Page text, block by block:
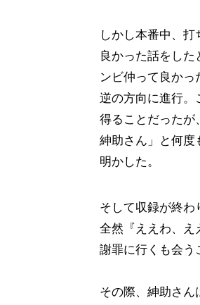
しかし本番中、
良かった話をした
ンビ仲って良か
逆の方向に進行。
得ることだったが
紳助さん」と何度
明かした。
そして収録が終わ
全然『ええわ、え
謝罪に行くも会う
その際、紳助さん